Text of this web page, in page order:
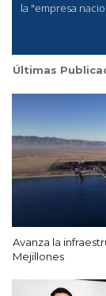
la "empresa
Últimas
Avanza la
Mejillones